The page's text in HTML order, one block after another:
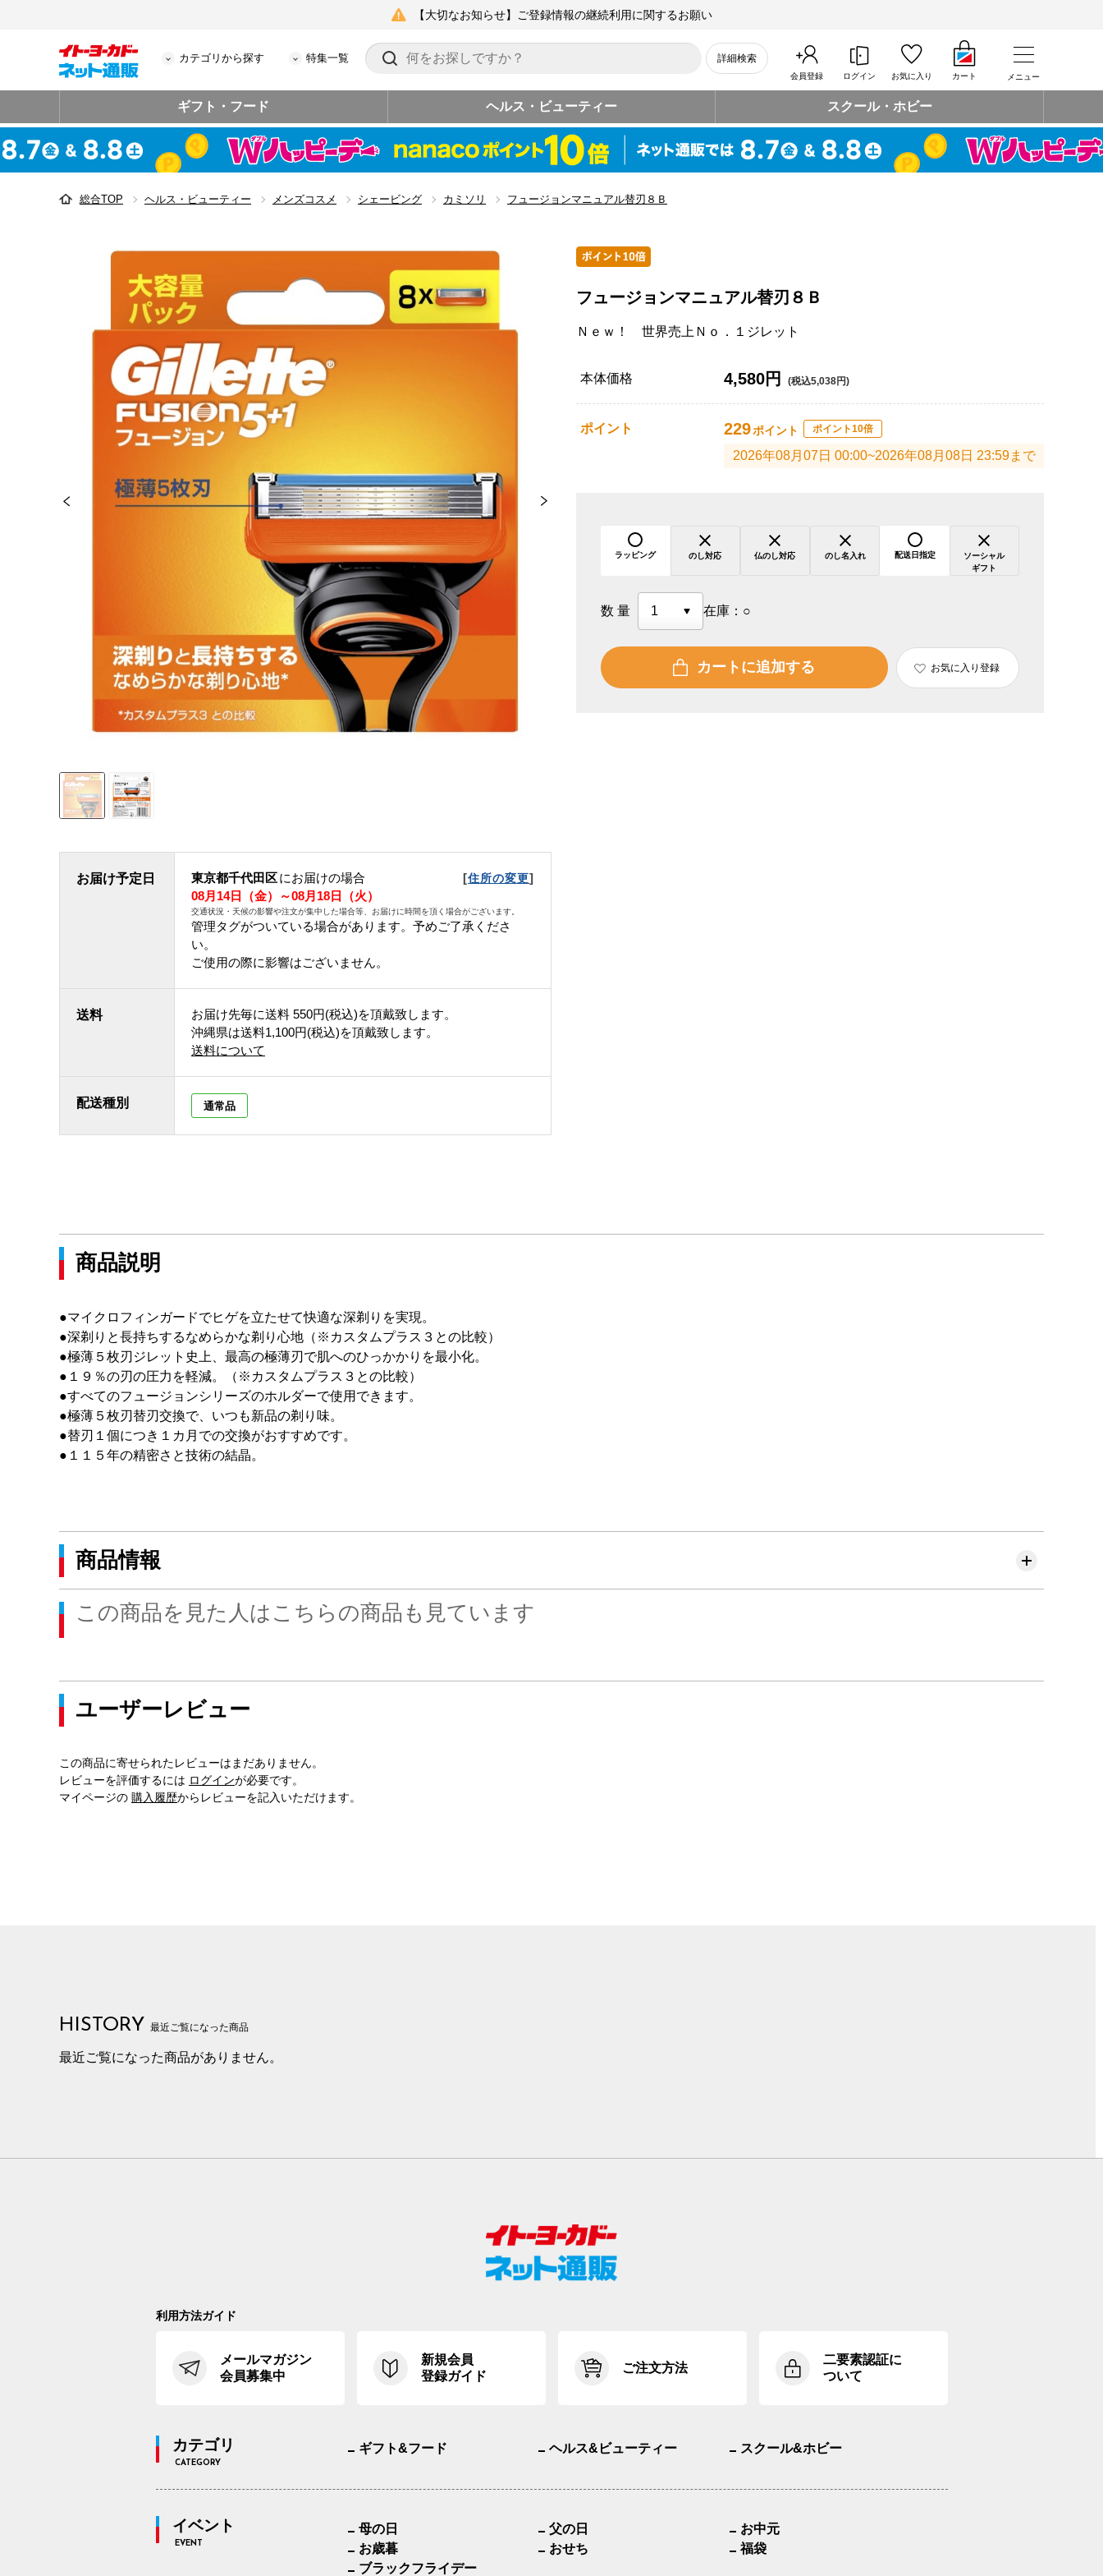
【大切なお知らせ】ご登録情報の継続利用に関するお願い
カテゴリから探す 特集一覧 詳細検索
会員登録 ログイン お気に入り カート メニュー
ギフト・フード ヘルス・ビューティー スクール・ホビー
総合TOP ヘルス・ビューティー メンズコスメ シェービング カミソリ フュージョンマニュアル替刃８Ｂ
お届け予定日 東京都千代田区にお届けの場合 [住所の変更]
08月14日（金）～08月18日（火）
交通状況・天候の影響や注文が集中した場合等、お届けに時間を頂く場合がございます。
管理タグがついている場合があります。予めご了承くださ
い。
ご使用の際に影響はございません。
送料 お届け先毎に送料 550円(税込)を頂戴致します。
沖縄県は送料1,100円(税込)を頂戴致します。
送料について
配送種別 通常品
フュージョンマニュアル替刃８Ｂ
Ｎｅｗ！ 世界売上Ｎｏ．１ジレット
本体価格 4,580円 (税込5,038円)
ポイント 229ポイント ポイント10倍
2026年08月07日 00:00~2026年08月08日 23:59まで
ラッピング のし対応 仏のし対応 のし名入れ 配送日指定
ソーシャル
ギフト
数量 在庫： ○
カートに追加する お気に入り登録
商品説明
●マイクロフィンガードでヒゲを立たせて快適な深剃りを実現。
●深剃りと長持ちするなめらかな剃り心地（※カスタムプラス３との比較）
●極薄５枚刃ジレット史上、最高の極薄刃で肌へのひっかかりを最小化。
●１９％の刃の圧力を軽減。（※カスタムプラス３との比較）
●すべてのフュージョンシリーズのホルダーで使用できます。
●極薄５枚刃替刃交換で、いつも新品の剃り味。
●替刃１個につき１カ月での交換がおすすめです。
●１１５年の精密さと技術の結晶。
商品情報
この商品を見た人はこちらの商品も見ています
ユーザーレビュー
この商品に寄せられたレビューはまだありません。
レビューを評価するには ログインが必要です。
マイページの 購入履歴からレビューを記入いただけます。
HISTORY 最近ご覧になった商品
最近ご覧になった商品がありません。
利用方法ガイド
メールマガジン
会員募集中
新規会員
登録ガイド
ご注文方法
二要素認証に
ついて
カテゴリ
CATEGORY
ギフト&フード ヘルス&ビューティー スクール&ホビー
イベント
EVENT
母の日 父の日
お中元
お歳暮
おせち
福袋
ブラックフライデー